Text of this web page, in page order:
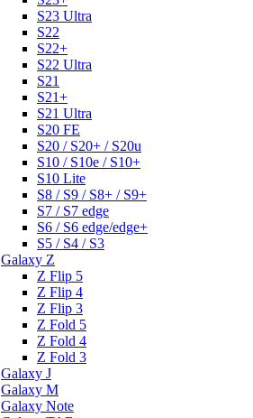
S23 Ultra
S22
S22+
S22 Ultra
S21
S21+
S21 Ultra
S20 FE
S20 / S20+ / S20u
S10 / S10e / S10+
S10 Lite
S8 / S9 / S8+ / S9+
S7 / S7 edge
S6 / S6 edge/edge+
S5 / S4 / S3
Galaxy Z
Z Flip 5
Z Flip 4
Z Flip 3
Z Fold 5
Z Fold 4
Z Fold 3
Galaxy J
Galaxy M
Galaxy Note